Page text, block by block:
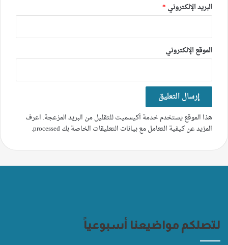
البريد الإلكتروني *
الموقع الإلكتروني
هذا الموقع يستخدم خدمة أكيسميت للتقليل من البريد المزعجة. اعرف
المزيد عن كيفية التعامل مع بيانات التعليقات الخاصة بك processed
.
لتصلكم مواضيعنا أسبوعياً